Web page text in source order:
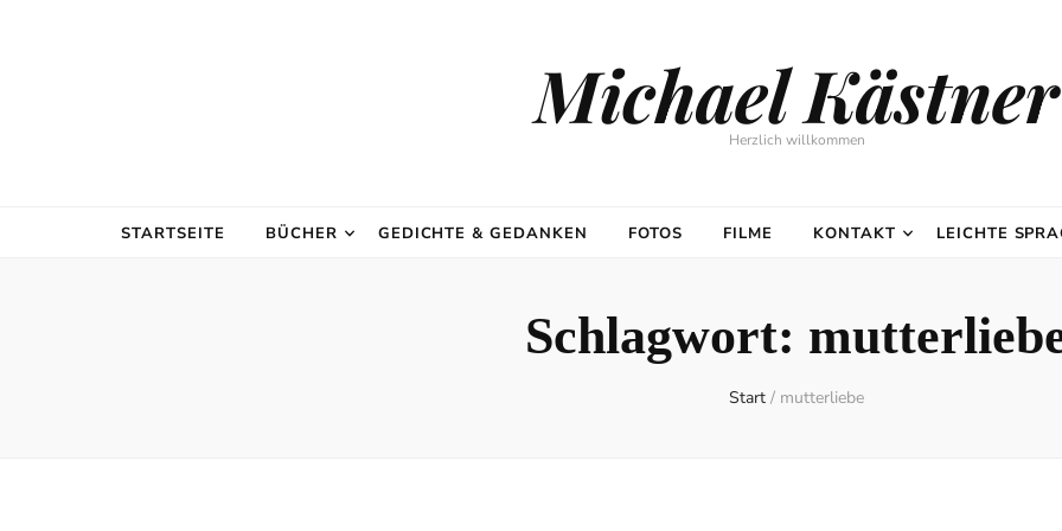
Michael Kästner
Herzlich willkommen
STARTSEITE BÜCHER GEDICHTE & GEDANKEN FOTOS FILME KONTAKT LEICHTE
Schlagwort:
Start / mutterliebe